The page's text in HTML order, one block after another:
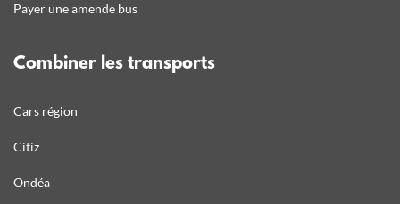
Payer une amende bus
Combiner les transports
Cars région
Citiz
Ondéa